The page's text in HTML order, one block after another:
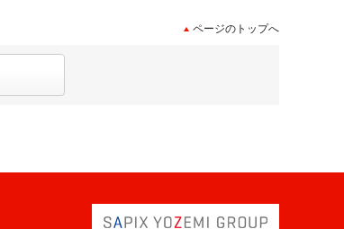
ページのトップへ